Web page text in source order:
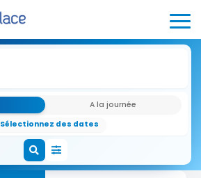
A la journée
Sélectionnez des dates